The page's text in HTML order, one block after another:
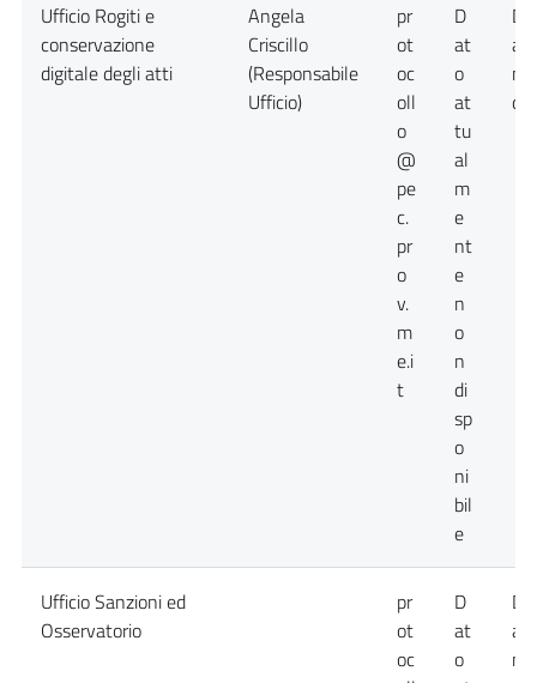
Ufficio Rogiti e
conservazione
digitale degli atti
Angela
Criscillo
(Responsabile
Ufficio)
pr
ot
oc
oll
o
@
pe
c.
pr
o
v.
m
e.i
t
D
at
o
at
tu
al
m
e
nt
e
n
o
n
di
sp
o
ni
bil
e
Ufficio Sanzioni ed
Osservatorio
pr
ot
oc
D
at
o